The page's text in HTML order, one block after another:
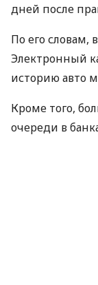
дней после
По его словам,
Электронный
историю авто
Кроме того,
очереди в